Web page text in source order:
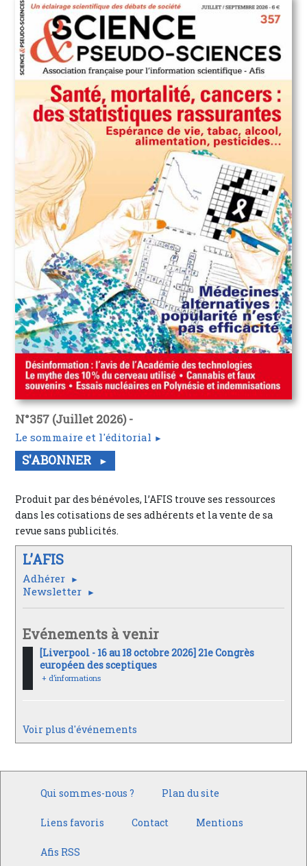
N°357 (Juillet 2026) -
Le sommaire et l'éditorial
S'ABONNER
Produit par des bénévoles, l’AFIS trouve ses ressources
dans les cotisations de ses adhérents et la vente de sa
revue sans publicités.
L’AFIS
Adhérer
Newsletter
Evénements à venir
[Liverpool - 16 au 18 octobre 2026] 21e Congrès
européen des sceptiques
+ d’informations
Voir plus d'événements
Qui sommes-nous ? Plan du site
Liens favoris Contact Mentions
Afis RSS